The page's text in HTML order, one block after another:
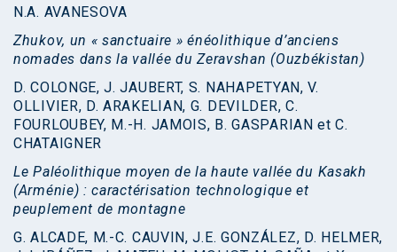
N.A. AVANESOVA
Zhukov, un « sanctuaire » énéolithique d’anciens
nomades dans la vallée du Zeravshan (Ouzbékistan)
D. COLONGE, J. JAUBERT, S. NAHAPETYAN, V.
OLLIVIER, D. ARAKELIAN, G. DEVILDER, C.
FOURLOUBEY, M.-H. JAMOIS, B. GASPARIAN et C.
CHATAIGNER
Le Paléolithique moyen de la haute vallée du Kasakh
(Arménie) : caractérisation technologique et
peuplement de montagne
G. ALCADE, M.-C. CAUVIN, J.E. GONZÁLEZ, D. HELMER,